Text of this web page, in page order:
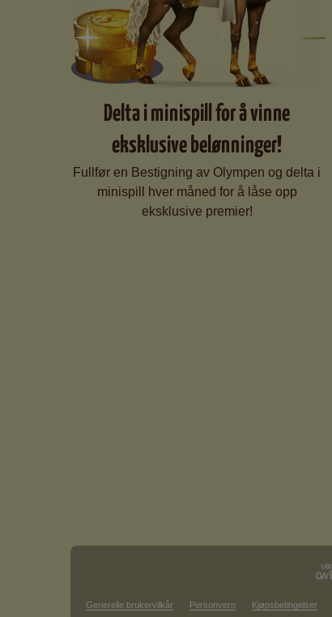
Delta i minispill for å vinne
eksklusive belønninger!
Fullfør en Bestigning av Olympen og delta i
minispill hver måned for å låse opp
eksklusive premier!
Generelle brukervilkår Personvern Kjøpsbetingelser